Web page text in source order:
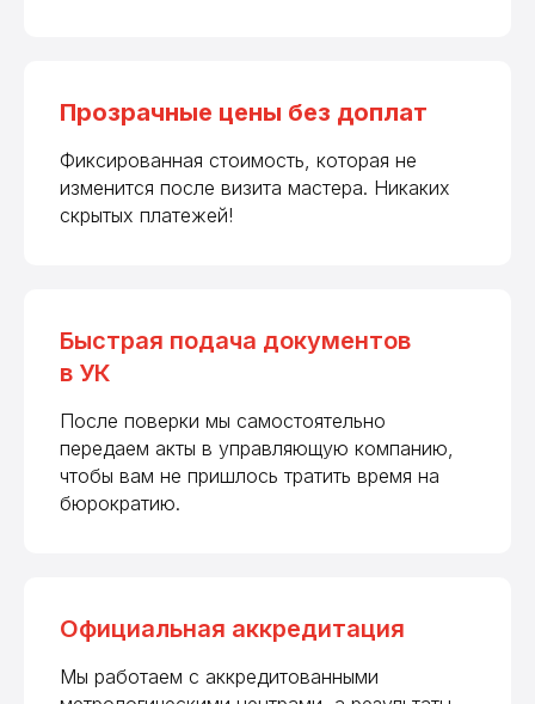
Прозрачные цены без доплат
Фиксированная стоимость, которая не
изменится после визита мастера. Никаких
скрытых платежей!
Быстрая подача документов
в УК
После поверки мы самостоятельно
передаем акты в управляющую компанию,
чтобы вам не пришлось тратить время на
бюрократию.
Официальная аккредитация
Мы работаем с аккредитованными